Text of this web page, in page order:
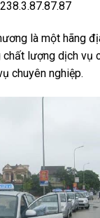
là một hãng
chất lượng dịch vụ
chuyên nghiệp.